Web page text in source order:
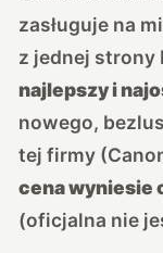
zasługuje na
z jednej
najlepszy i
nowego,
tej firmy
cena wyniesie
(oficjalna nie